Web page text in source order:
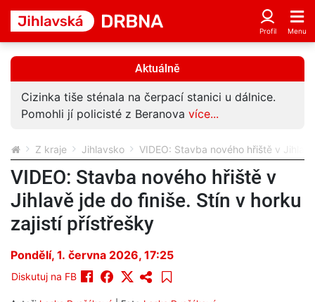
Aktuálně
Cizinka tiše sténala na čerpací stanici u dálnice.
Pomohli jí policisté z Beranova více...
Z kraje Jihlavsko VIDEO: Stavba nového hřiště v
VIDEO: Stavba nového hřiště v
Jihlavě jde do finiše. Stín v horku
zajistí přístřešky
Pondělí, 1. června 2026, 17:25
Diskutuj na FB